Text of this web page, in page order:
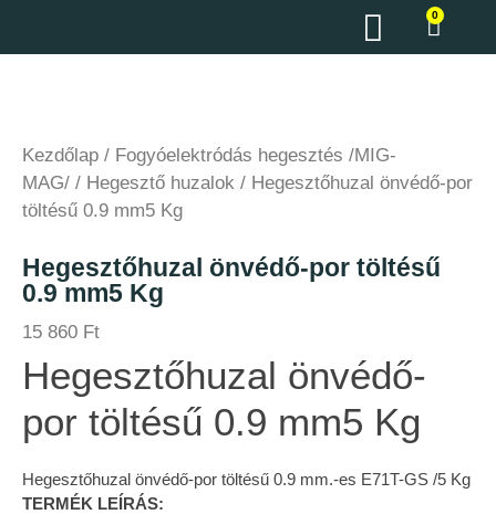
0
Kezdőlap / Fogyóelektródás hegesztés /MIG-
MAG/ / Hegesztő huzalok / Hegesztőhuzal önvédő-por
töltésű 0.9 mm5 Kg
Hegesztőhuzal önvédő-por töltésű
0.9 mm5 Kg
15 860 Ft
Hegesztőhuzal önvédő-
por töltésű 0.9 mm5 Kg
Hegesztőhuzal önvédő-por töltésű 0.9 mm.-es E71T-GS /5 Kg
TERMÉK LEÍRÁS: